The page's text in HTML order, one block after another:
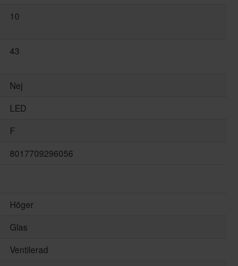
10
43
Nej
LED
F
8017709296056
Höger
Glas
Ventilerad